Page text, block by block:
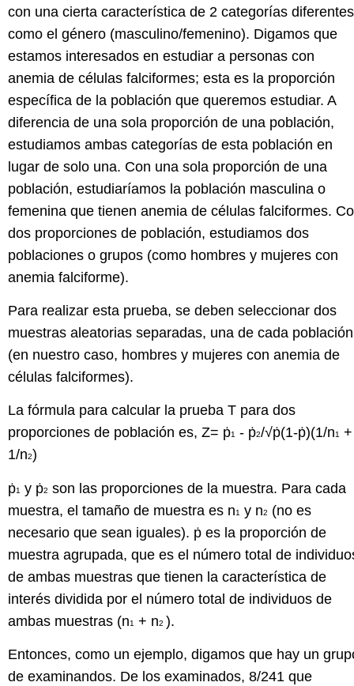
con una cierta característica de 2 categorías
como el género (masculino/femenino). Digamos que
estamos interesados en estudiar a personas con
anemia de células falciformes; esta es la proporción
específica de la población que queremos estudiar. A
diferencia de una sola proporción de una población,
estudiamos ambas categorías de esta población en
lugar de solo una. Con una sola proporción de una
población, estudiaríamos la población masculina o
femenina que tienen anemia de células falciformes.
dos proporciones de población, estudiamos dos
poblaciones o grupos (como hombres y mujeres con
anemia falciforme).
Para realizar esta prueba, se deben seleccionar dos
muestras aleatorias separadas, una de cada población
(en nuestro caso, hombres y mujeres con anemia de
células falciformes).
La fórmula para calcular la prueba T para dos
proporciones de población es, Z= ṗ1 - ṗ2/√ṗ(1-ṗ)(1/n1 +
1/n2)
ṗ1 y ṗ2 son las proporciones de la muestra. Para cada
muestra, el tamaño de muestra es n1 y n2
(no es
necesario que sean iguales). ṗ es la proporción de
muestra agrupada, que es el número total de
de ambas muestras que tienen la característica de
interés dividida por el número total de individuos de
ambas muestras (n1 + n2 ).
Entonces, como un ejemplo, digamos que hay un
de examinandos. De los examinados, 8/241 que